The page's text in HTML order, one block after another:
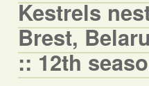
Kestrels
Brest,
:: 12th